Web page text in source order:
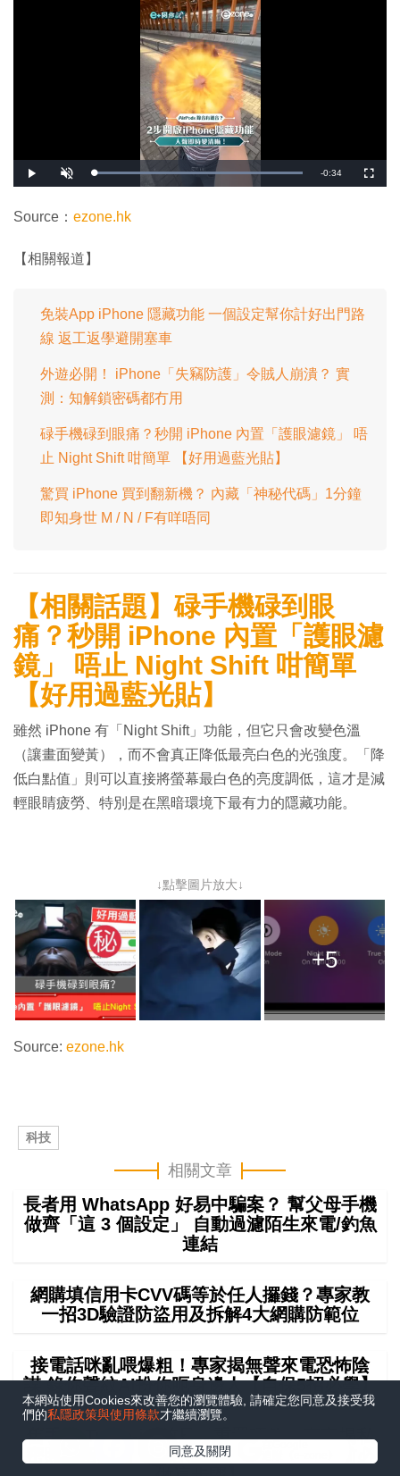
本網站使用Cookies來改善您的瀏覽體驗, 請確定您同意及接受我
們的私隱政策與使用條款才繼續瀏覽。
同意及關閉
播
放
開
啟
載
入
剩
-0:34
全
螢
Source： ezone.hk
【相關報道】
免裝App iPhone 隱藏功能 一個設定幫你計好出門路
線 返工返學避開塞車
外遊必開！ iPhone「失竊防護」令賊人崩潰？ 實
測：知解鎖密碼都冇用
碌手機碌到眼痛？秒開 iPhone 內置「護眼濾鏡」 唔
止 Night Shift 咁簡單 【好用過藍光貼】
驚買 iPhone 買到翻新機？ 內藏「神秘代碼」1分鐘
即知身世 M / N / F有咩唔同
【相關話題】碌手機碌到眼
痛？秒開 iPhone 內置「護眼濾
鏡」 唔止 Night Shift 咁簡單
【好用過藍光貼】
雖然 iPhone 有「Night Shift」功能，但它只會改變色溫
（讓畫面變黃），而不會真正降低最亮白色的光強度。「降
低白點值」則可以直接將螢幕最白色的亮度調低，這才是減
輕眼睛疲勞、特別是在黑暗環境下最有力的隱藏功能。
↓點擊圖片放大↓
+5
Source: ezone.hk
科技
相關文章
長者用 WhatsApp 好易中騙案？ 幫父母手機
做齊「這 3 個設定」 自動過濾陌生來電/釣魚
連結
網購填信用卡CVV碼等於任人攞錢？專家教
一招3D驗證防盜用及拆解4大網購防範位
接電話咪亂喂爆粗！專家揭無聲來電恐怖陰
謀 錄你聲紋AI扮你呃身邊人【自保5招必學】
舊手機 Trade-in 前只做重置唔夠？專家揭私
密照殘留真相：黑客1分鐘可還原【換機前必